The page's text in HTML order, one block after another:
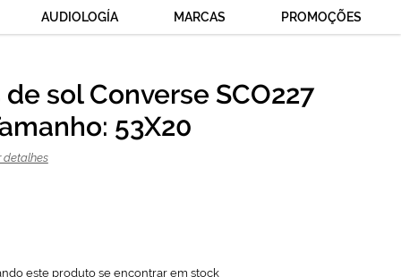
AUDIOLOGÍA MARCAS PROMOÇÕES
PROCURAR
€
€
sol Converse SCO227
53X20
detalhes
este produto se encontrar em stock